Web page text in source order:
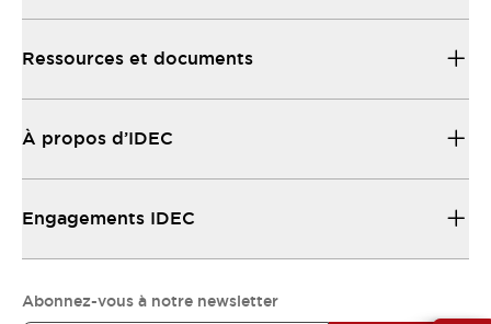
Ressources et documents
À propos d’IDEC
Engagements IDEC
Abonnez-vous à notre newsletter